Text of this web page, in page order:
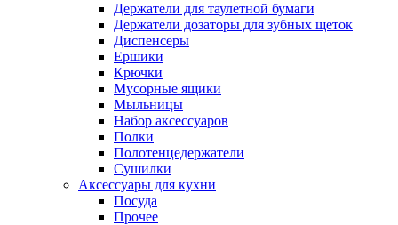
Держатели для таулетной бумаги
Держатели дозаторы для зубных щеток
Диспенсеры
Ершики
Крючки
Мусорные ящики
Мыльницы
Набор аксессуаров
Полки
Полотенцедержатели
Сушилки
Аксессуары для кухни
Посуда
Прочее